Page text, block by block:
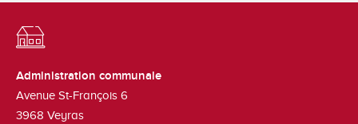
Administration communale
Avenue St-François 6
3968 Veyras